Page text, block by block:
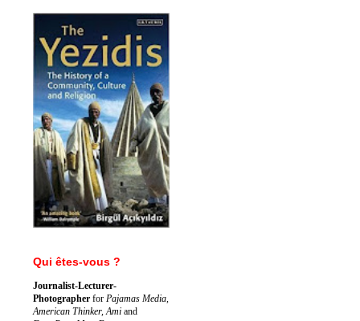
Qui êtes-vous ?
Journalist-Lecturer-
Photographer for Pajamas Media,
American Thinker, Ami and